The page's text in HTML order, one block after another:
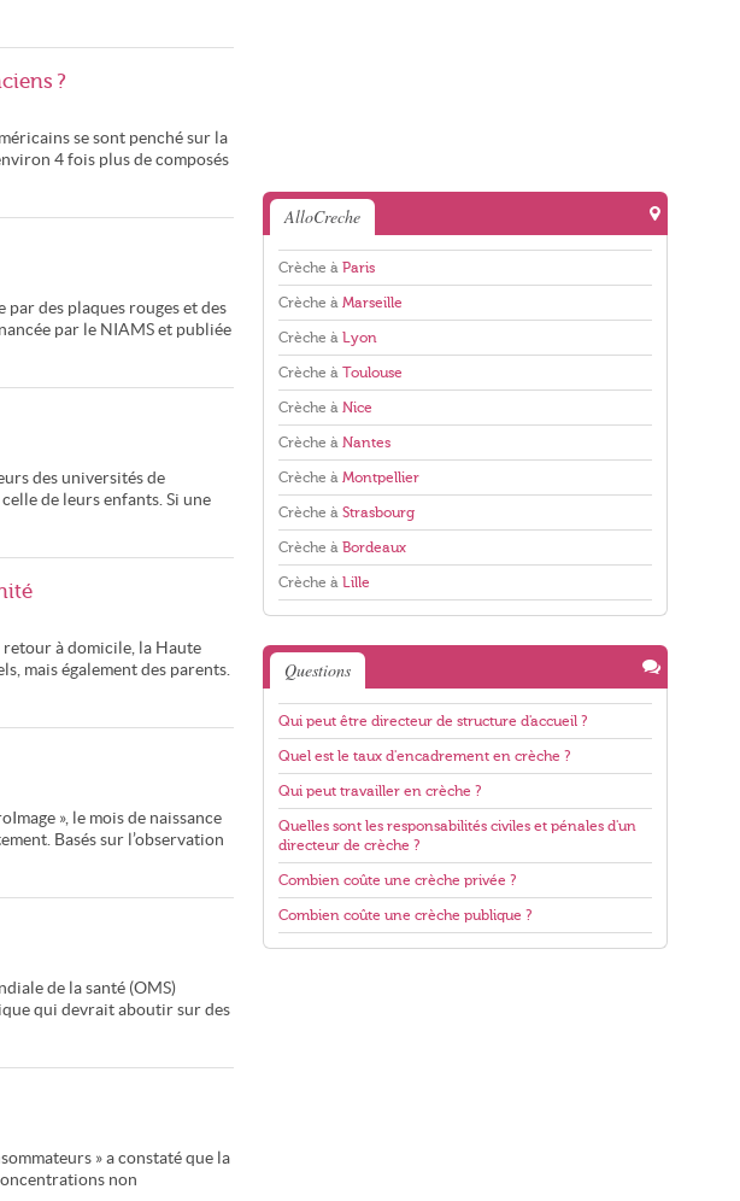
?
se sont penché sur la
4 fois plus de composés
par des plaques rouges et des
par le NIAMS et publiée
des universités de
de leurs enfants. Si une
retour à domicile, la Haute
mais également des parents.
», le mois de naissance
Basés sur l’observation
de la santé (OMS)
qui devrait aboutir sur des
» a constaté que la
non
AlloCreche
Crèche à Paris
Crèche à Marseille
Crèche à Lyon
Crèche à Toulouse
Crèche à Nice
Crèche à Nantes
Crèche à Montpellier
Crèche à Strasbourg
Crèche à Bordeaux
Crèche à Lille
Questions
Qui peut être directeur de structure d'accueil ?
Quel est le taux d'encadrement en crèche ?
Qui peut travailler en crèche ?
Quelles sont les responsabilités civiles et pénales d'un
directeur de crèche ?
Combien coûte une crèche privée ?
Combien coûte une crèche publique ?